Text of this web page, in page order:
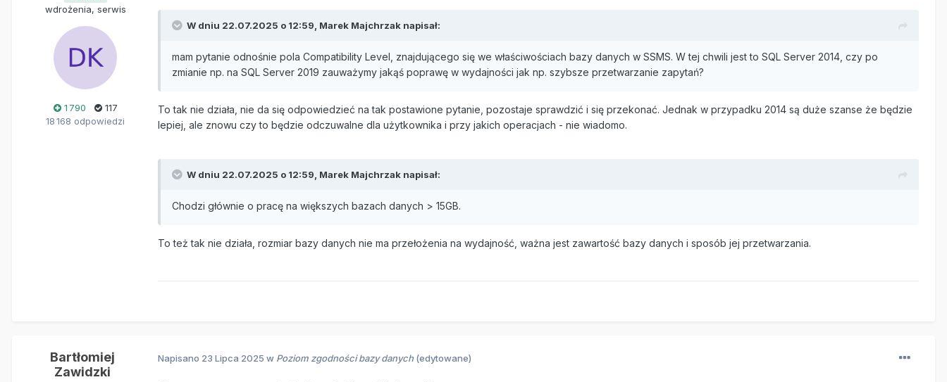
wdrożenia, serwis
1 790
117
18 168 odpowiedzi
W dniu 22.07.2025 o 12:59, Marek Majchrzak napisał:
mam pytanie odnośnie pola Compatibility Level, znajdującego się we właściwościach bazy danych w SSMS. W tej chwili jest to SQL Server 2014, czy po
zmianie np. na SQL Server 2019 zauważymy jakąś poprawę w wydajności jak np. szybsze przetwarzanie zapytań?
To tak nie działa, nie da się odpowiedzieć na tak postawione pytanie, pozostaje sprawdzić i się przekonać. Jednak w przypadku 2014 są duże szanse że będzie
lepiej, ale znowu czy to będzie odczuwalne dla użytkownika i przy jakich operacjach - nie wiadomo.
W dniu 22.07.2025 o 12:59, Marek Majchrzak napisał:
Chodzi głównie o pracę na większych bazach danych > 15GB.
To też tak nie działa, rozmiar bazy danych nie ma przełożenia na wydajność, ważna jest zawartość bazy danych i sposób jej przetwarzania.
Bartłomiej
Zawidzki
Napisano 23 Lipca 2025 w Poziom zgodności bazy danych (edytowane)